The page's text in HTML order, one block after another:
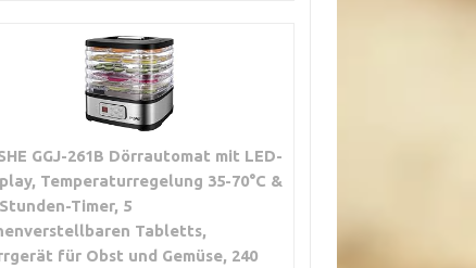
GGJ-261B Dörrautomat mit LED-
Temperaturregelung 35-70°C &
Timer, 5
Tabletts,
für Obst und Gemüse, 240